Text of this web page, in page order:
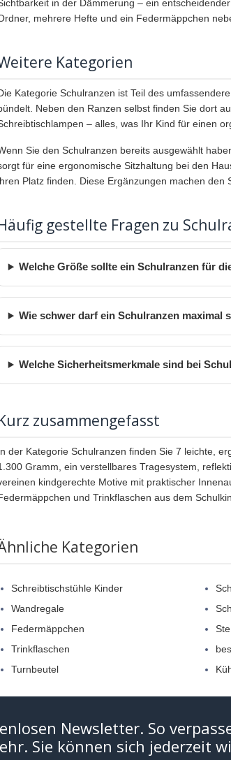
in der Dämmerung – ein
mehrere Hefte und ein Federmäppchen
Kategorien
Kategorie Schulranzen ist Teil des
Neben den Ranzen selbst finden Sie dort
– alles, was Ihr Kind für einen
Sie den Schulranzen bereits ausgewählt
für eine ergonomische Sitzhaltung bei den
Platz finden. Diese Ergänzungen machen den
gestellte Fragen zu
Welche Größe sollte ein Schulranzen für
Wie schwer darf ein Schulranzen maximal
Welche Sicherheitsmerkmale sind bei
zusammengefasst
der Kategorie Schulranzen finden Sie 7 leichte,
Gramm, ein verstellbares Tragesystem,
kindgerechte Motive mit praktischer
und Trinkflaschen aus dem
Kategorien
Schreibtischstühle Kinder
Wandregale
Federmäppchen
Trinkflaschen
Turnbeutel
Newsletter. So
Sie können sich jederzeit